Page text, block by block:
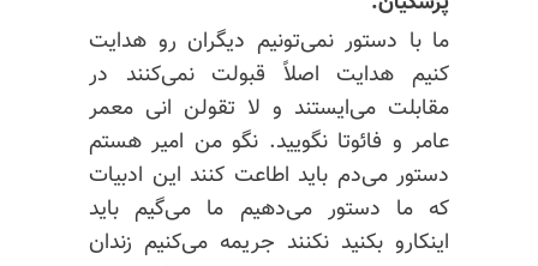
ما با دستور نمی‌تونیم دیگران رو هدایت
کنیم هدایت اصلاً قبولت نمی‌کنند در
مقابلت می‌ایستند و لا تقولن انی معمر
عامر و فائوتا نگویید. نگو من امیر هستم
دستور می‌دم باید اطاعت کنند این ادبیات
که ما دستور می‌دهیم ما می‌گیم باید
اینکارو بکنید نکنند جریمه می‌کنیم زندان